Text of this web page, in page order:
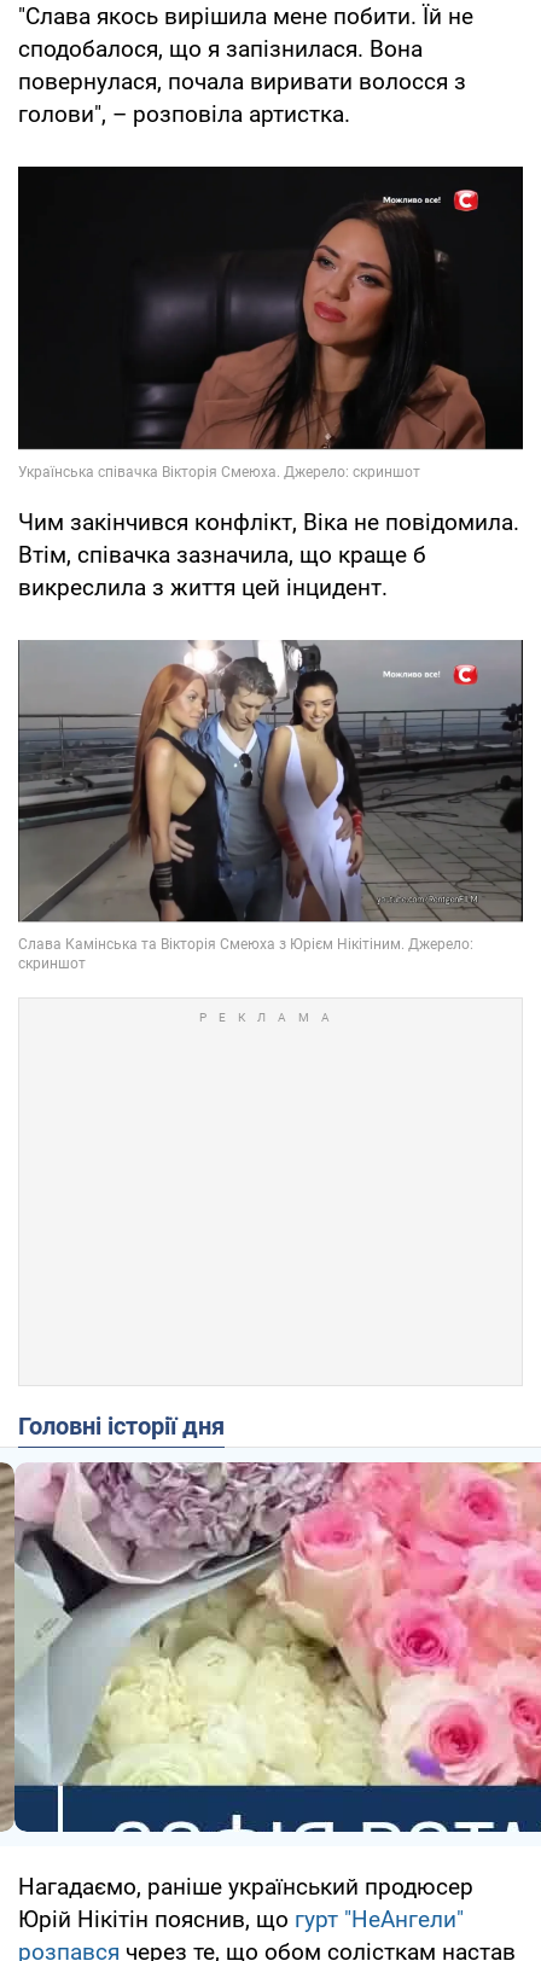
"Слава якось вирішила мене побити. Їй не
сподобалося, що я запізнилася. Вона
повернулася, почала виривати волосся з
голови", – розповіла артистка.
Чим закінчився конфлікт, Віка не повідомила.
Втім, співачка зазначила, що краще б
викреслила з життя цей інцидент.
Головні історії дня
Нагадаємо, раніше український продюсер
Юрій Нікітін пояснив, що гурт "НеАнгели"
розпався через те, що обом солісткам настав